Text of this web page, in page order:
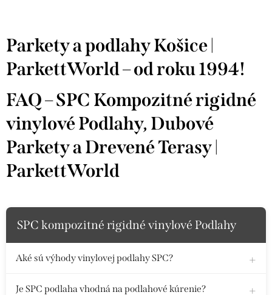
Parkety a podlahy Košice |
ParkettWorld – od roku 1994!
FAQ – SPC Kompozitné rigidné
vinylové Podlahy, Dubové
Parkety a Drevené Terasy |
ParkettWorld
SPC kompozitné rigidné vinylové Podlahy
Aké sú výhody vinylovej podlahy SPC?
Je SPC podlaha vhodná na podlahové kúrenie?